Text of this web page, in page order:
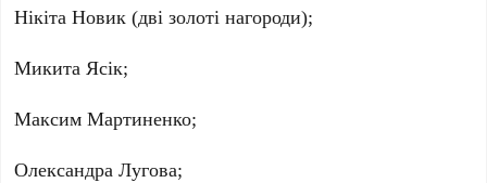
Нікіта Новик (дві золоті нагороди);
Микита Ясік;
Максим Мартиненко;
Олександра Лугова;